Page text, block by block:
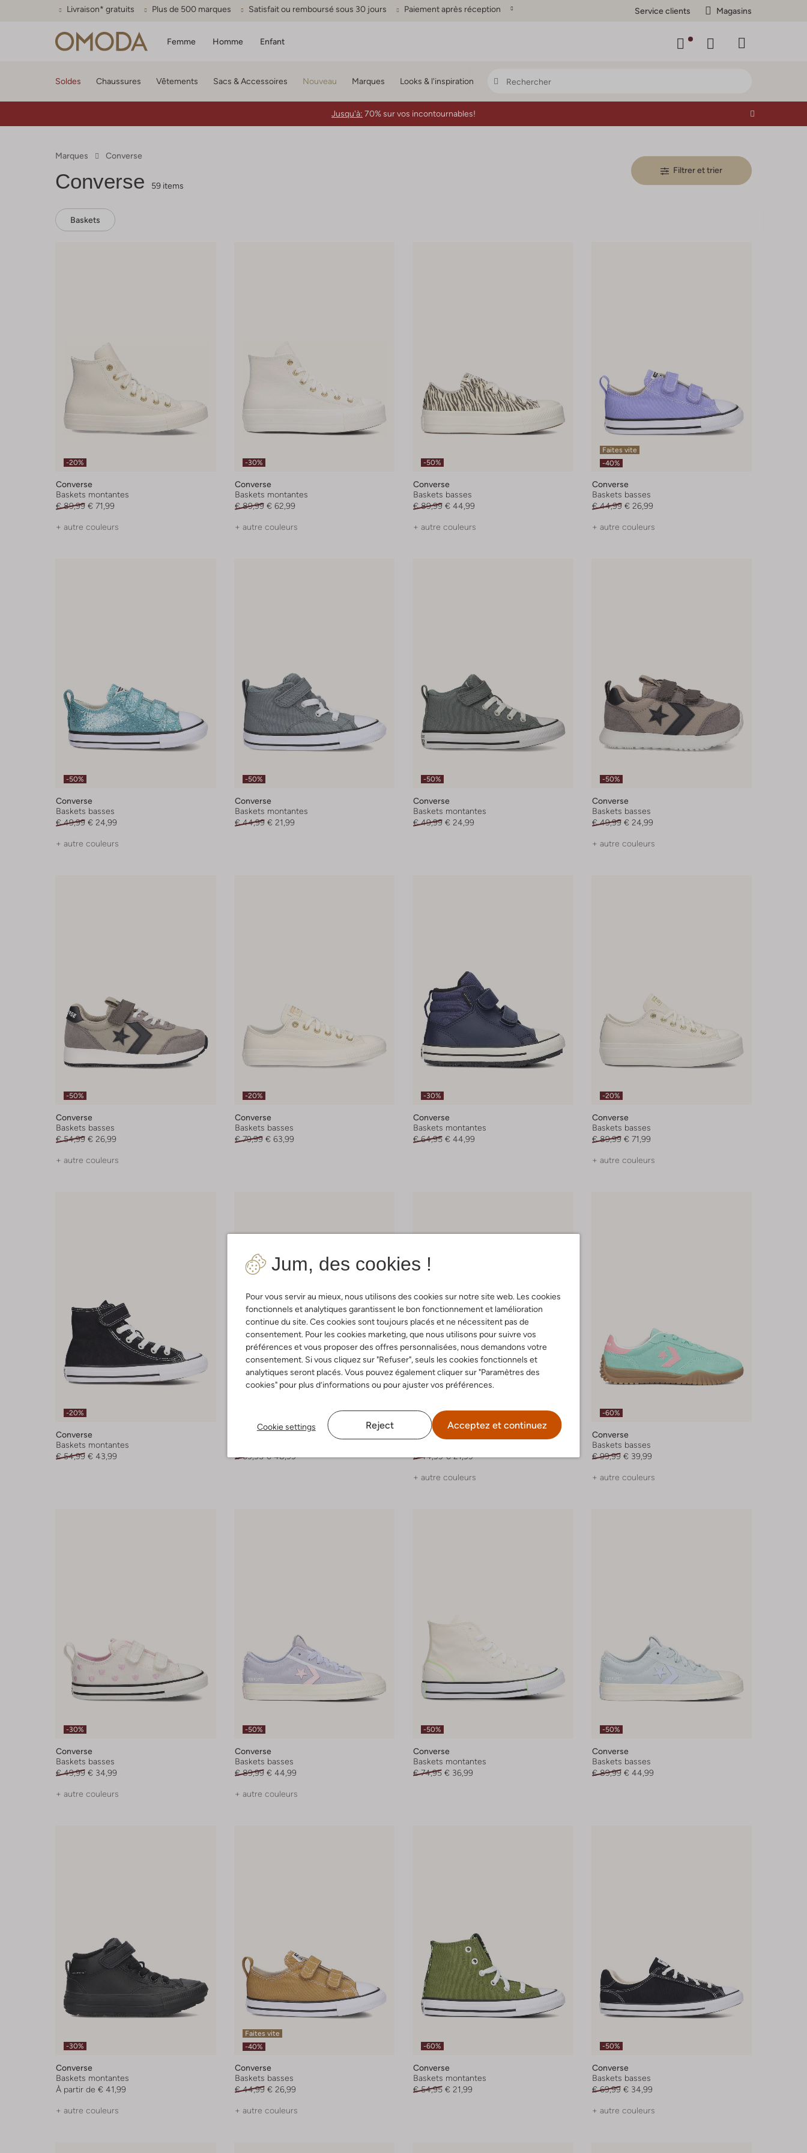
Livraison* gratuits Plus de 500 marques Satisfait ou remboursé sous 30 jours Paiement après réception Service clients Magasins
Femme Homme Enfant
Jum, des cookies !
Pour vous servir au mieux, nous utilisons des cookies sur notre site web. Les cookies
fonctionnels et analytiques garantissent le bon fonctionnement et lamélioration
continue du site. Ces cookies sont toujours placés et ne nécessitent pas de
consentement. Pour les cookies marketing, que nous utilisons pour suivre vos
préférences et vous proposer des offres personnalisées, nous demandons votre
consentement. Si vous cliquez sur "Refuser", seuls les cookies fonctionnels et
analytiques seront placés. Vous pouvez également cliquer sur "Paramètres des
cookies" pour plus d’informations ou pour ajuster vos préférences.
Cookie settings Reject Acceptez et continuez
Soldes Chaussures Vêtements Sacs & Accessoires Nouveau Marques Looks & l'inspiration
Jusqu'à: 70% sur vos incontournables!
Marques Converse
Converse 59 items
Filtrer et trier
Baskets
-20%
Converse
Baskets montantes
€ 89,99 € 71,99
+ autre couleurs
-30%
Converse
Baskets montantes
€ 89,99 € 62,99
+ autre couleurs
-50%
Converse
Baskets basses
€ 89,99 € 44,99
+ autre couleurs
Faites vite
-40%
Converse
Baskets basses
€ 44,99 € 26,99
+ autre couleurs
-50%
Converse
Baskets basses
€ 49,99 € 24,99
+ autre couleurs
-50%
Converse
Baskets montantes
€ 44,99 € 21,99
-50%
Converse
Baskets montantes
€ 49,99 € 24,99
-50%
Converse
Baskets basses
€ 49,99 € 24,99
+ autre couleurs
-50%
Converse
Baskets basses
€ 54,99 € 26,99
+ autre couleurs
-20%
Converse
Baskets basses
€ 79,99 € 63,99
-30%
Converse
Baskets montantes
€ 64,95 € 44,99
-20%
Converse
Baskets basses
€ 89,99 € 71,99
+ autre couleurs
-20%
Converse
Baskets montantes
€ 54,99 € 43,99
Converse
€ 69,95 € 48,99
-50%
Converse
€ 44,99 € 21,99
+ autre couleurs
-60%
Converse
Baskets basses
€ 99,99 € 39,99
+ autre couleurs
-30%
Converse
Baskets basses
€ 49,99 € 34,99
+ autre couleurs
-50%
Converse
Baskets basses
€ 89,99 € 44,99
+ autre couleurs
-50%
Converse
Baskets montantes
€ 74,95 € 36,99
-50%
Converse
Baskets basses
€ 89,99 € 44,99
-30%
Converse
Baskets montantes
À partir de € 41,99
+ autre couleurs
Faites vite
-40%
Converse
Baskets basses
€ 44,99 € 26,99
+ autre couleurs
-60%
Converse
Baskets montantes
€ 54,95 € 21,99
-50%
Converse
Baskets basses
€ 69,99 € 34,99
+ autre couleurs